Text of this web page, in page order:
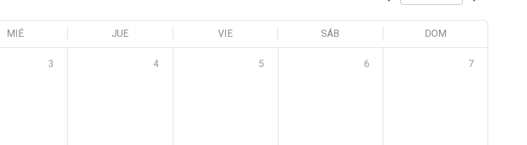
MIÉ JUE VIE SÁB DOM
3 4 5 6 7